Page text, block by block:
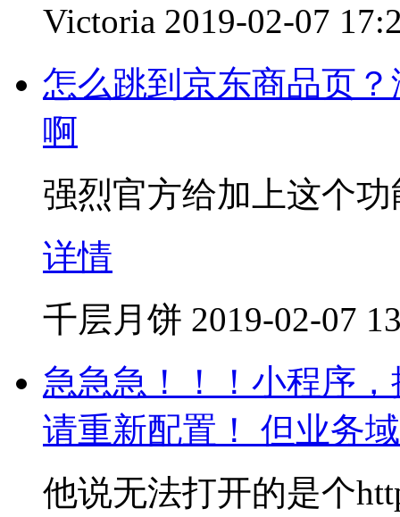
Victoria 2019-02-07
怎么跳到京东商品页
啊
强烈官方给加上这个
详情
千层月饼 2019-02-07
急急急！！！小程序
请重新配置！ 但业务
他说无法打开的是个